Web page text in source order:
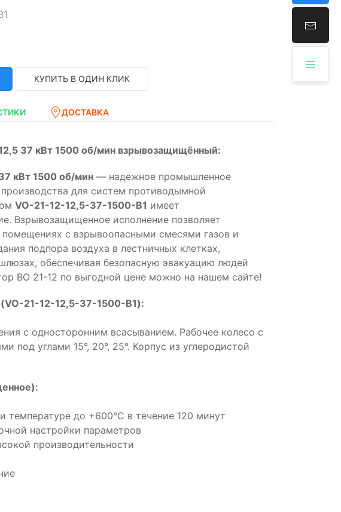
КУПИТЬ В ОДИН КЛИК
ДОСТАВКА
37 кВт 1500 об/мин взрывозащищённый:
кВт 1500 об/мин — надежное промышленное
для систем противодымной
VO-21-12-12,5-37-1500-B1 имеет
Взрывозащищенное исполнение позволяет
помещениях с взрывоопасными смесями газов и
подпора воздуха в лестничных клетках,
обеспечивая безопасную эвакуацию людей
ВО 21-12 по выгодной цене можно на нашем сайте!
(VO-21-12-12,5-37-1500-B1):
с односторонним всасыванием. Рабочее колесо с
под углами 15°, 20°, 25°. Корпус из углеродистой
температуре до +600°С в течение 120 минут
настройки параметров
производительности